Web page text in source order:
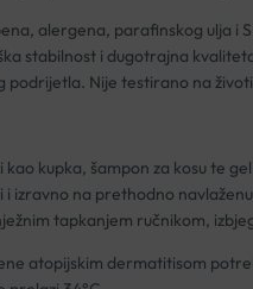
alergena, parafinskog ulja i
stabilnost i dugotrajna
podrijetla. Nije testirano na
kao kupka, šampon za kosu te
i izravno na prethodno
tapkanjem ručnikom,
atopijskim dermatitisom